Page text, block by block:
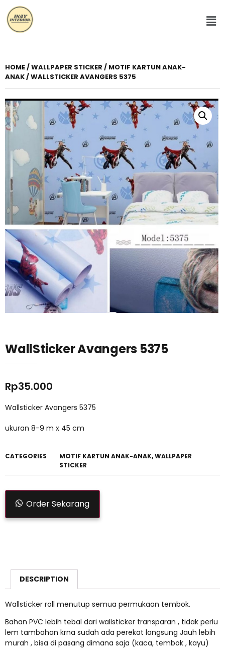
HOME/WALLPAPER STICKER / MOTIF KARTUN ANAK-
ANAK/ WALLSTICKER AVANGERS 5375
WallSticker Avangers 5375
Rp35.000
Wallsticker Avangers 5375
ukuran 8-9 m x 45 cm
CATEGORIES MOTIF KARTUN ANAK-ANAK,WALLPAPER
STICKER
Order Sekarang
DESCRIPTION
Wallsticker roll menutup semua permukaan tembok.
Bahan PVC lebih tebal dari wallsticker transparan , tidak perlu
lem tambahan krna sudah ada perekat langsung Jauh lebih
murah , bisa di pasang dimana saja (kaca, tembok , kayu)